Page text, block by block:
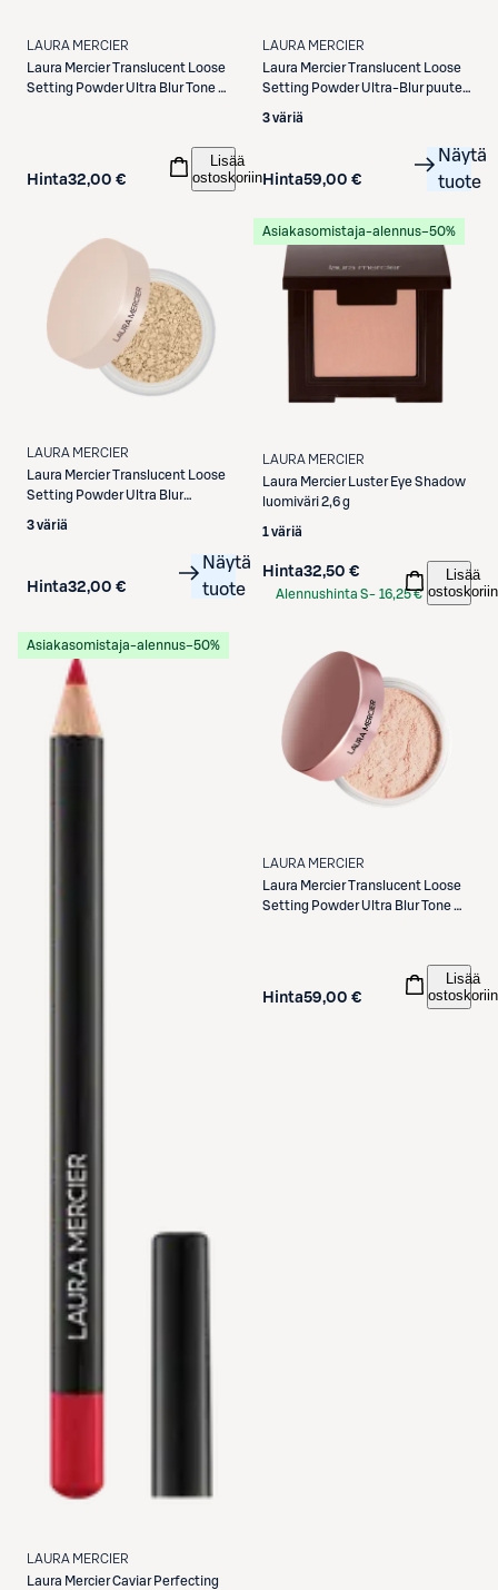
LAURA MERCIER
Laura MercierTranslucent Loose
Setting Powder Ultra Blur Tone Up
Hinta32,00 €
Lisää
ostoskoriin
LAURA MERCIER
Laura MercierTranslucent Loose
Setting Powder Ultra-Blur puuteri
3 väriä
Hinta59,00 €
Näytä
tuote
LAURA MERCIER
Laura MercierTranslucent Loose
Setting Powder Ultra Blur
3 väriä
Hinta32,00 €
Näytä
tuote
Asiakasomistaja-alennus−50%
LAURA MERCIER
Laura Mercier
Luster Eye Shadow
luomiväri 2,6 g
1 väriä
Hinta32,50 €
Alennushinta S- 16,25 €
Lisää
ostoskoriin
Asiakasomistaja-alennus−50%
LAURA MERCIER
Laura MercierCaviar Perfecting
LAURA MERCIER
Laura MercierTranslucent Loose
Setting Powder Ultra Blur Tone Up
Hinta59,00 €
Lisää
ostoskoriin